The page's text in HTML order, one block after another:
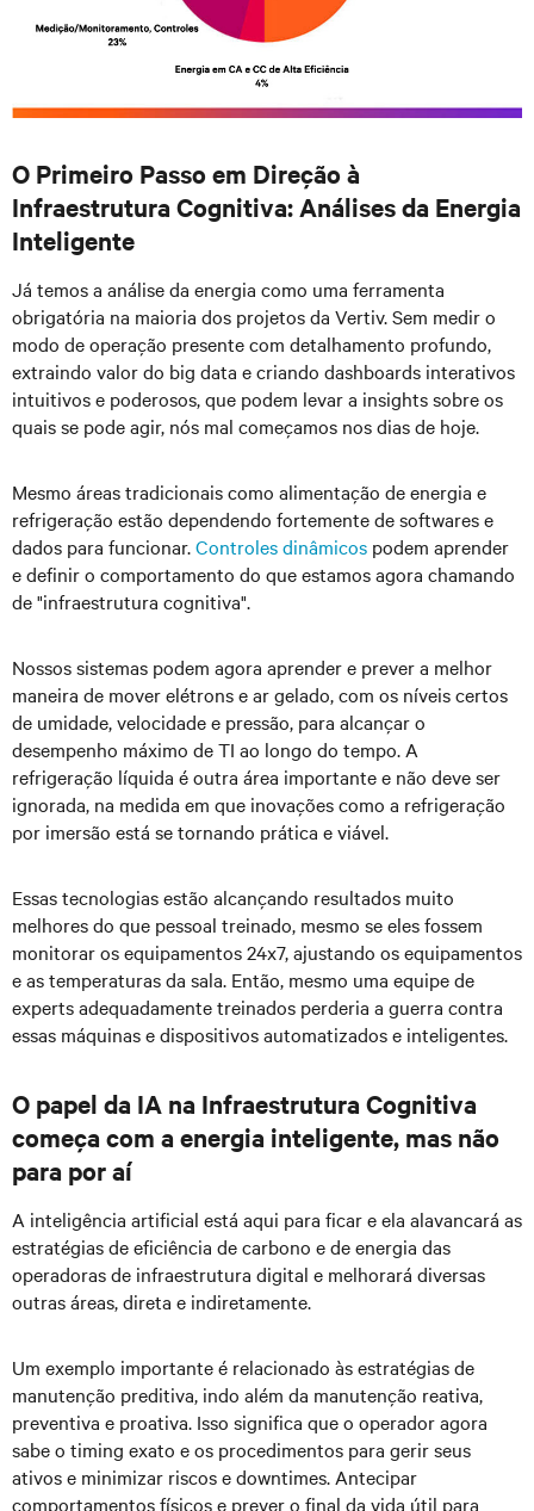
O Primeiro Passo em Direção à
Infraestrutura Cognitiva: Análises da Energia
Inteligente
Já temos a análise da energia como uma ferramenta
obrigatória na maioria dos projetos da Vertiv. Sem medir o
modo de operação presente com detalhamento profundo,
extraindo valor do big data e criando dashboards interativos
intuitivos e poderosos, que podem levar a insights sobre os
quais se pode agir, nós mal começamos nos dias de hoje.
Mesmo áreas tradicionais como alimentação de energia e
refrigeração estão dependendo fortemente de softwares e
dados para funcionar.Controles dinâmicos podem aprender
e definir o comportamento do que estamos agora chamando
de "infraestrutura cognitiva".
Nossos sistemas podem agora aprender e prever a melhor
maneira de mover elétrons e ar gelado, com os níveis certos
de umidade, velocidade e pressão, para alcançar o
desempenho máximo de TI ao longo do tempo. A
refrigeração líquida é outra área importante e não deve ser
ignorada, na medida em que inovações como a refrigeração
por imersão está se tornando prática e viável.
Essas tecnologias estão alcançando resultados muito
melhores do que pessoal treinado, mesmo se eles fossem
monitorar os equipamentos 24x7, ajustando os equipamentos
e as temperaturas da sala. Então, mesmo uma equipe de
experts adequadamente treinados perderia a guerra contra
essas máquinas e dispositivos automatizados e inteligentes.
O papel da IA na Infraestrutura Cognitiva
começa com a energia inteligente, mas não
para por aí
A inteligência artificial está aqui para ficar e ela alavancará as
estratégias de eficiência de carbono e de energia das
operadoras de infraestrutura digital e melhorará diversas
outras áreas, direta e indiretamente.
Um exemplo importante é relacionado às estratégias de
manutenção preditiva, indo além da manutenção reativa,
preventiva e proativa. Isso significa que o operador agora
sabe o timing exato e os procedimentos para gerir seus
ativos e minimizar riscos e downtimes. Antecipar
comportamentos físicos e prever o final da vida útil para